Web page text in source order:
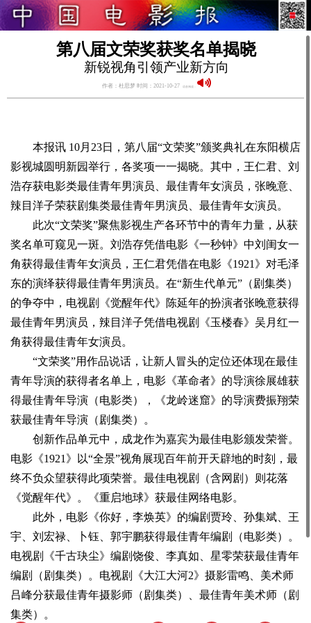
第八届文荣奖获奖名单揭晓
新锐视角引领产业新方向
作者：杜思梦 时间：2021-10-27
本报讯 10月23日，第八届“文荣奖”颁奖典礼在东阳横店
影视城圆明新园举行，各奖项一一揭晓。其中，王仁君、刘
浩存获电影类最佳青年男演员、最佳青年女演员，张晚意、
辣目洋子荣获剧集类最佳青年男演员、最佳青年女演员。
此次“文荣奖”聚焦影视生产各环节中的青年力量，从获
奖名单可窥见一斑。刘浩存凭借电影《一秒钟》中刘闺女一
角获得最佳青年女演员，王仁君凭借在电影《1921》对毛泽
东的演绎获得最佳青年男演员。在“新生代单元”（剧集类）
的争夺中，电视剧《觉醒年代》陈延年的扮演者张晚意获得
最佳青年男演员，辣目洋子凭借电视剧《玉楼春》吴月红一
角获得最佳青年女演员。
“文荣奖”用作品说话，让新人冒头的定位还体现在最佳
青年导演的获得者名单上，电影《革命者》的导演徐展雄获
得最佳青年导演（电影类），《龙岭迷窟》的导演费振翔荣
获最佳青年导演（剧集类）。
创新作品单元中，成龙作为嘉宾为最佳电影颁发荣誉。
电影《1921》以“全景”视角展现百年前开天辟地的时刻，最
终不负众望获得此项荣誉。最佳电视剧（含网剧）则花落
《觉醒年代》。《重启地球》获最佳网络电影。
此外，电影《你好，李焕英》的编剧贾玲、孙集斌、王
宇、刘宏禄、卜钰、郭宇鹏获得最佳青年编剧（电影类）。
电视剧《千古玦尘》编剧饶俊、李真如、星零荣获最佳青年
编剧（剧集类）。电视剧《大江大河2》摄影雷鸣、美术师
吕峰分获最佳青年摄影师（剧集类）、最佳青年美术师（剧
集类）。